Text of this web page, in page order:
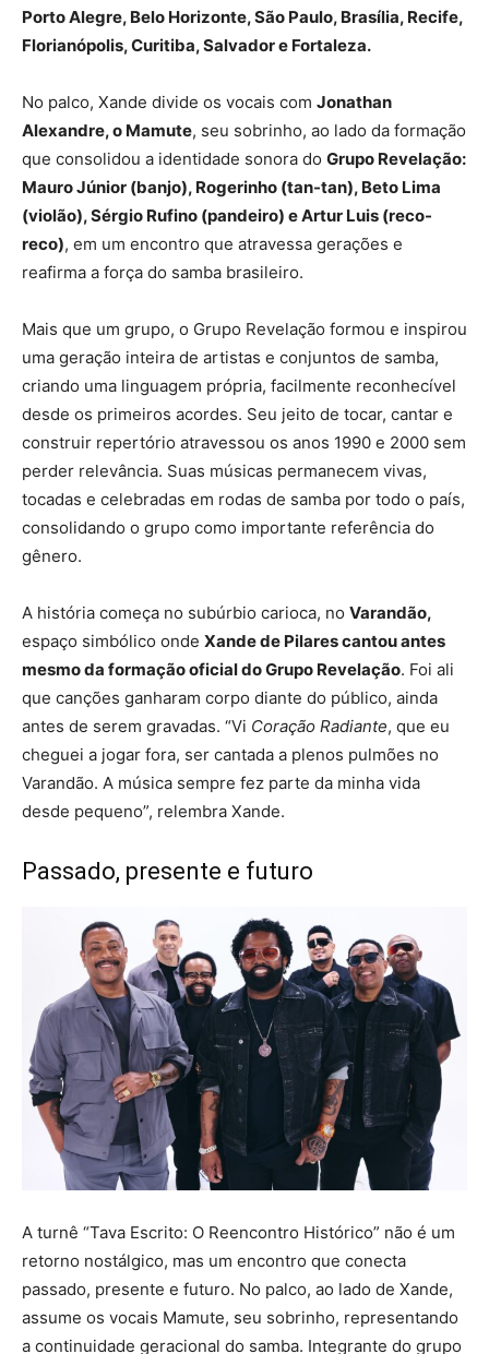
Porto Alegre, Belo Horizonte, São Paulo, Brasília, Recife,
Florianópolis, Curitiba, Salvador e Fortaleza.
No palco, Xande divide os vocais com Jonathan
Alexandre, o Mamute, seu sobrinho, ao lado da formação
que consolidou a identidade sonora do Grupo Revelação:
Mauro Júnior (banjo), Rogerinho (tan-tan), Beto Lima
(violão), Sérgio Rufino (pandeiro) e Artur Luis (reco-
reco), em um encontro que atravessa gerações e
reafirma a força do samba brasileiro.
Mais que um grupo, o Grupo Revelação formou e inspirou
uma geração inteira de artistas e conjuntos de samba,
criando uma linguagem própria, facilmente reconhecível
desde os primeiros acordes. Seu jeito de tocar, cantar e
construir repertório atravessou os anos 1990 e 2000 sem
perder relevância. Suas músicas permanecem vivas,
tocadas e celebradas em rodas de samba por todo o país,
consolidando o grupo como importante referência do
gênero.
A história começa no subúrbio carioca, no Varandão,
espaço simbólico onde Xande de Pilares cantou antes
mesmo da formação oficial do Grupo Revelação. Foi ali
que canções ganharam corpo diante do público, ainda
antes de serem gravadas. “Vi Coração Radiante, que eu
cheguei a jogar fora, ser cantada a plenos pulmões no
Varandão. A música sempre fez parte da minha vida
desde pequeno”, relembra Xande.
Passado, presente e futuro
A turnê “Tava Escrito: O Reencontro Histórico” não é um
retorno nostálgico, mas um encontro que conecta
passado, presente e futuro. No palco, ao lado de Xande,
assume os vocais Mamute, seu sobrinho, representando
a continuidade geracional do samba. Integrante do grupo